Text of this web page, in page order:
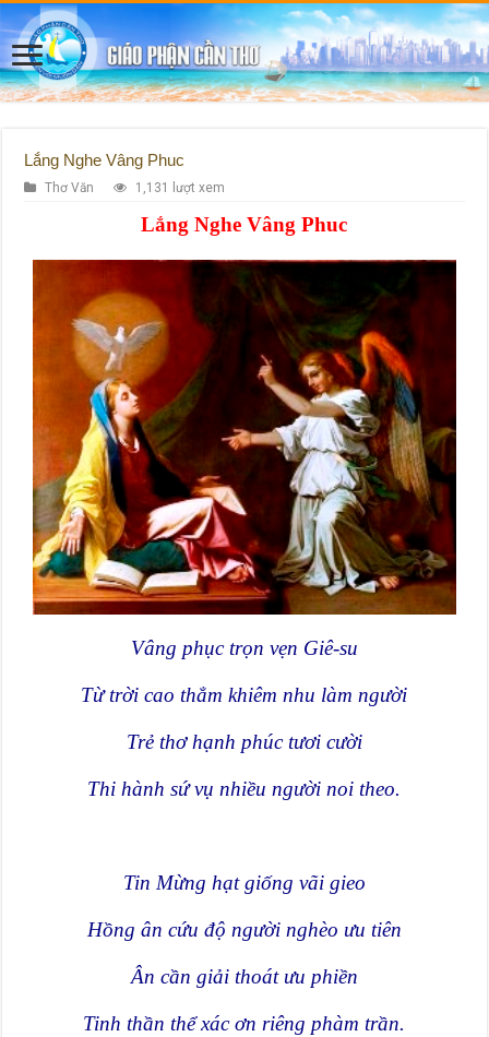
Lắng Nghe Vâng Phuc
Thơ Văn 1,131 lượt xem
Lắng Nghe Vâng Phuc
Vâng phục trọn vẹn Giê-su
Từ trời cao thẳm khiêm nhu làm người
Trẻ thơ hạnh phúc tươi cười
Thi hành sứ vụ nhiều người noi theo.
Tin Mừng hạt giống vãi gieo
Hồng ân cứu độ người nghèo ưu tiên
Ân cần giải thoát ưu phiền
Tinh thần thể xác ơn riêng phàm trần.